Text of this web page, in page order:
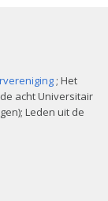
; Het
acht Universitair
Leden uit de